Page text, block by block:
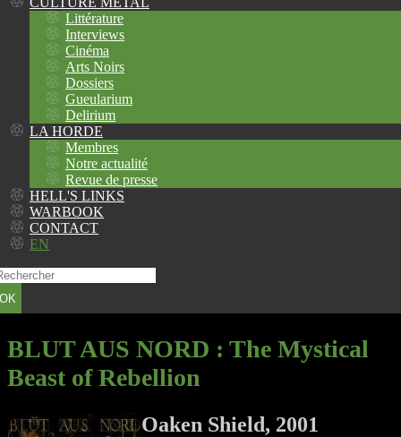
Littérature
Interviews
Cinéma
Arts Noirs
Dossiers
Gueularium
Delirium
LA HORDE
Membres
Notre actualité
Revue de presse
HELL'S LINKS
WARBOOK
CONTACT
EN
OK
BLUT AUS NORD : The Mystical
Beast of Rebellion
Oaken Shield, 2001